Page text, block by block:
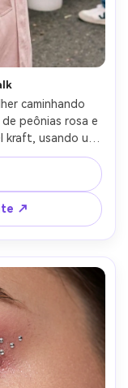
caminhando
peônias rosa e
kraft, usando um
com destaques
enquadramento
paleta de cores
4:5
↗